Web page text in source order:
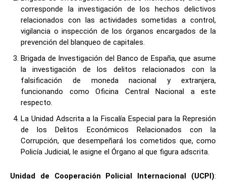
corresponde la investigación de los hechos delictivos
relacionados con las actividades sometidas a control,
vigilancia o inspección de los órganos encargados de la
prevención del blanqueo de capitales.
Brigada de Investigación del Banco de España, que asume
la investigación de los delitos relacionados con la
falsificación de moneda nacional y extranjera,
funcionando como Oficina Central Nacional a este
respecto.
La Unidad Adscrita a la Fiscalía Especial para la Represión
de los Delitos Económicos Relacionados con la
Corrupción, que desempeñará los cometidos que, como
Policía Judicial, le asigne el Órgano al que figura adscrita.
Unidad de Cooperación Policial Internacional (UCPI):